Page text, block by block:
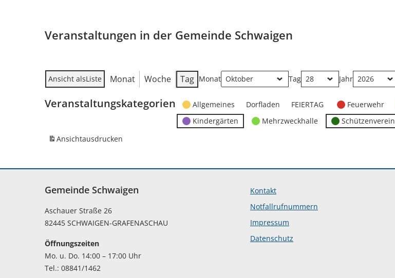
Veranstaltungen in der Gemeinde Schwaigen
Ansicht alsListe Monat Woche Tag Monat Tag Jahr
Veranstaltungskategorien Allgemeines Dorfladen FEIERTAG Feuerwehr
Kindergärten
Mehrzweckhalle Schützenverein
Ansichtausdrucken
Gemeinde Schwaigen
Aschauer Straße 26
82445 SCHWAIGEN-GRAFENASCHAU
Öffnungszeiten
Mo. u. Do. 14:00 – 17:00 Uhr
Tel.: 08841/1462
Kontakt
Notfallrufnummern
Impressum
Datenschutz